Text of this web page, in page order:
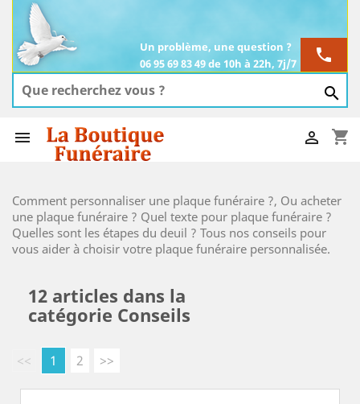
phone
Un problème, une question ?
06 95 69 83 49 de 10h à 22h, 7j/7

 shopping_cart

Comment personnaliser une plaque funéraire ?, Ou acheter
une plaque funéraire ? Quel texte pour plaque funéraire ?
Quelles sont les étapes du deuil ? Tous nos conseils pour
vous aider à choisir votre plaque funéraire personnalisée.
12 articles dans la
catégorie Conseils
<< 1 2 >>